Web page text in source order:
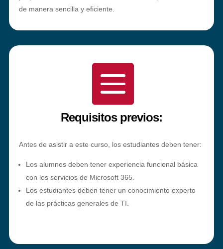
de manera sencilla y eficiente.

Requisitos previos:
Antes de asistir a este curso, los estudiantes deben tener:
Los alumnos deben tener experiencia funcional básica
con los servicios de Microsoft 365.
Los estudiantes deben tener un conocimiento experto
de las prácticas generales de TI.